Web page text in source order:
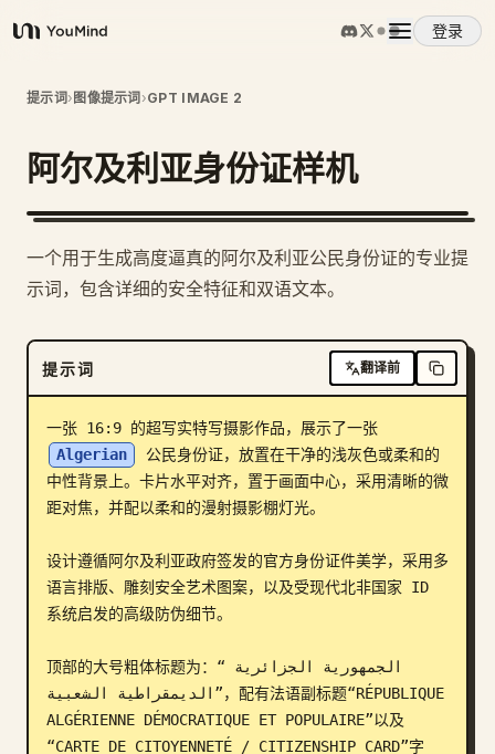
YouMind
登录
概览
使用案例
定价
下载
更新
提示词› 图像提示词 ›GPT IMAGE 2
阿尔及利亚身份证样机
一个用于生成高度逼真的阿尔及利亚公民身份证的专业提
示词，包含详细的安全特征和双语文本。
提示词 翻译前
一张 16:9 的超写实特写摄影作品，展示了一张
Algerian
公民身份证，放置在干净的浅灰色或柔和的
中性背景上。卡片水平对齐，置于画面中心，采用清晰的微
距对焦，并配以柔和的漫射摄影棚灯光。
设计遵循阿尔及利亚政府签发的官方身份证件美学，采用多
语言排版、雕刻安全艺术图案，以及受现代北非国家 ID
系统启发的高级防伪细节。
顶部的大号粗体标题为：“الجمهورية الجزائرية
الديمقراطية الشعبية”，配有法语副标题“RÉPUBLIQUE
ALGÉRIENNE DÉMOCRATIQUE ET POPULAIRE”以及
“CARTE DE CITOYENNETÉ / CITIZENSHIP CARD”字